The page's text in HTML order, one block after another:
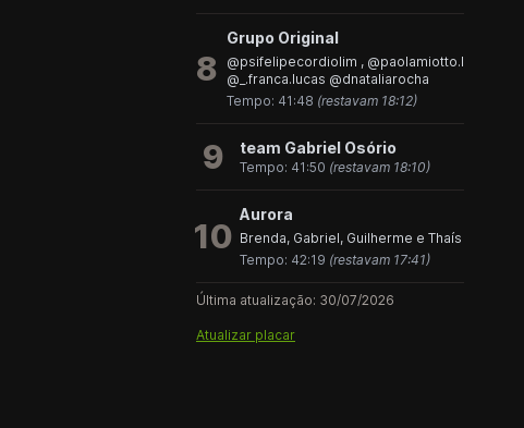
8
Grupo Original
@psifelipecordiolim , @paolamiotto.l
@_.franca.lucas @dnataliarocha
Tempo: 41:48 (restavam 18:12)
9 team Gabriel Osório
Tempo: 41:50 (restavam 18:10)
10
Aurora
Brenda, Gabriel, Guilherme e Thaís
Tempo: 42:19 (restavam 17:41)
Última atualização: 30/07/2026
Atualizar placar